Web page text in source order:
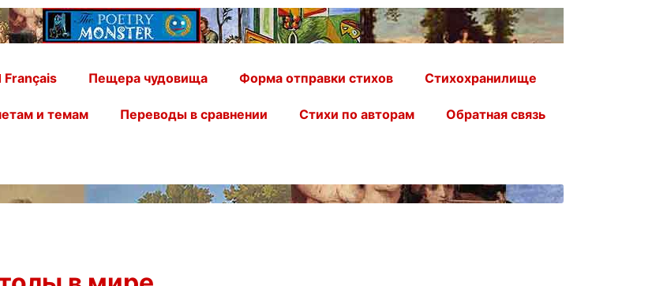
Français Пещера чудовища Форма отправки стихов Стихохранилище
и темам Переводы в сравнении Стихи по авторам Обратная связь